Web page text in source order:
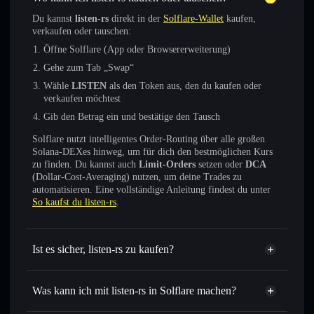
Du kannst listen-rs direkt in der Solflare-Wallet kaufen,
verkaufen oder tauschen:
Öffne Solflare (App oder Browsererweiterung)
Gehe zum Tab „Swap“
Wähle LISTEN als den Token aus, den du kaufen oder
verkaufen möchtest
Gib den Betrag ein und bestätige den Tausch
Solflare nutzt intelligentes Order-Routing über alle großen
Solana-DEXes hinweg, um für dich den bestmöglichen Kurs
zu finden. Du kannst auch Limit-Orders setzen oder DCA
(Dollar-Cost-Averaging) nutzen, um deine Trades zu
automatisieren. Eine vollständige Anleitung findest du unter
So kaufst du listen-rs.
Ist es sicher, listen-rs zu kaufen?
listen-rs verifizierter Token
Was kann ich mit listen-rs in Solflare machen?
listen-rs
Solflare-Wallet